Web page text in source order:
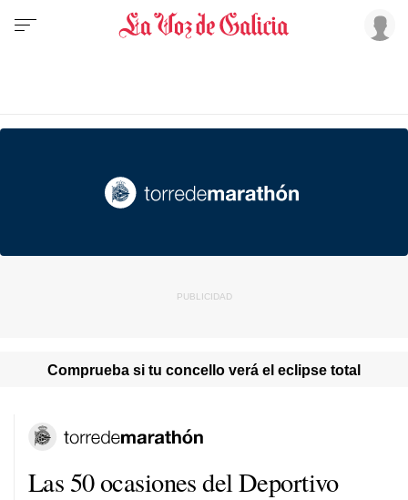
Comprueba si tu concello verá el eclipse total
Las 50 ocasiones del Deportivo